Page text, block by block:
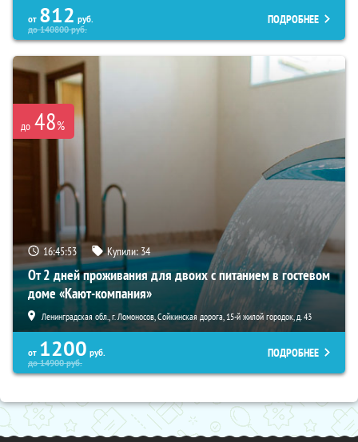
от 812 руб.
до140800руб.
ПОДРОБНЕЕ
до 48%
16:45:52 Купили:34
От 2 дней проживания для двоих с питанием в гостевом
доме «Кают-компания»
Ленинградская обл., г. Ломоносов, Сойкинская дорога, 15-й жилой городок, д. 43
от 1200 руб.
до14900руб.
ПОДРОБНЕЕ